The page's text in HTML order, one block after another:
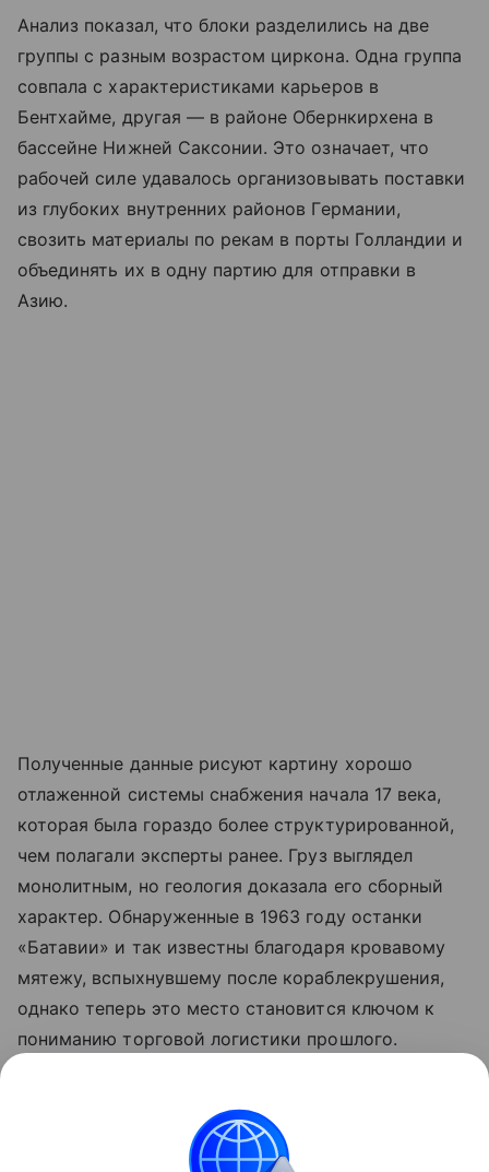
Анализ показал, что блоки разделились на две
группы с разным возрастом циркона. Одна группа
совпала с характеристиками карьеров в
Бентхайме, другая — в районе Обернкирхена в
бассейне Нижней Саксонии. Это означает, что
рабочей силе удавалось организовывать поставки
из глубоких внутренних районов Германии,
свозить материалы по рекам в порты Голландии и
объединять их в одну партию для отправки в
Азию.
Полученные данные рисуют картину хорошо
отлаженной системы снабжения начала 17 века,
которая была гораздо более структурированной,
чем полагали эксперты ранее. Груз выглядел
монолитным, но геология доказала его сборный
характер. Обнаруженные в 1963 году останки
«Батавии» и так известны благодаря кровавому
мятежу, вспыхнувшему после кораблекрушения,
однако теперь это место становится ключом к
пониманию торговой логистики прошлого.
засухи обнажили более 200 немецких кораблей у